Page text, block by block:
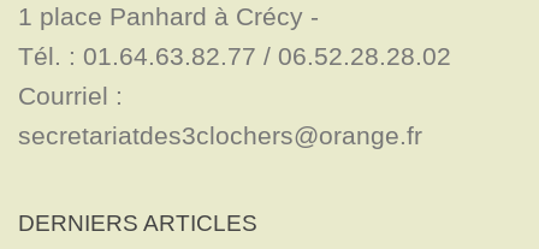
1 place Panhard à Crécy -
Tél. : 01.64.63.82.77 / 06.52.28.28.02
Courriel :
secretariatdes3clochers@orange.fr
DERNIERS ARTICLES